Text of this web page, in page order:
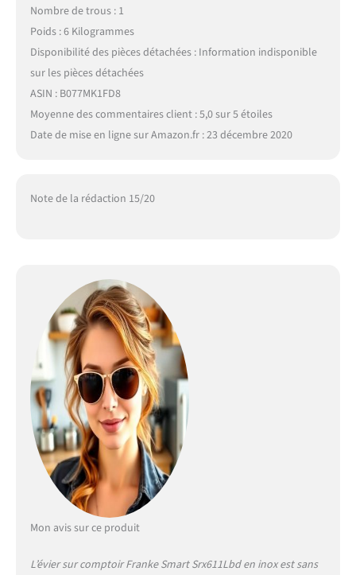
Nombre de trous : 1
Poids : 6 Kilogrammes
Disponibilité des pièces détachées : Information indisponible
sur les pièces détachées
ASIN : B077MK1FD8
Moyenne des commentaires client : 5,0 sur 5 étoiles
Date de mise en ligne sur Amazon.fr : 23 décembre 2020
Note de la rédaction 15/20
Mon avis sur ce produit
L’évier sur comptoir Franke Smart Srx611Lbd en inox est sans